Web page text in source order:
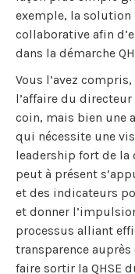
exemple, la solution
collaborative afin
dans la démarche
Vous l’avez
l’affaire du
coin, mais bien une
qui nécessite une
leadership fort de la
peut à présent
et des indicateurs
et donner
processus alliant
transparence
faire sortir la QHSE